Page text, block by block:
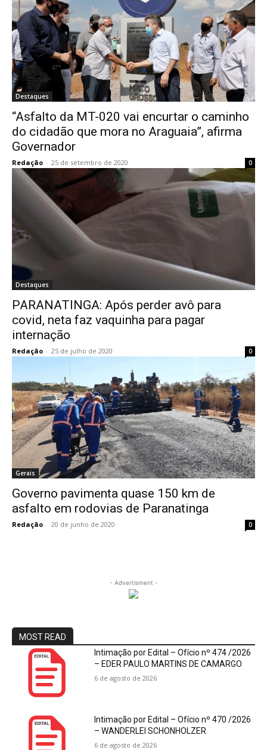
Destaques
“Asfalto da MT-020 vai encurtar o caminho
do cidadão que mora no Araguaia”, afirma
Governador
Redação - 25 de setembro de 2020 0
Destaques
PARANATINGA: Após perder avô para
covid, neta faz vaquinha para pagar
internação
Redação - 25 de julho de 2020 0
Gerais
Governo pavimenta quase 150 km de
asfalto em rodovias de Paranatinga
Redação - 20 de junho de 2020 0
- Advertisment -
MOST READ
Intimação por Edital – Ofício nº 474 /2026
– EDER PAULO MARTINS DE CAMARGO
6 de agosto de 2026
Intimação por Edital – Ofício nº 470 /2026
– WANDERLEI SCHONHOLZER
6 de agosto de 2026